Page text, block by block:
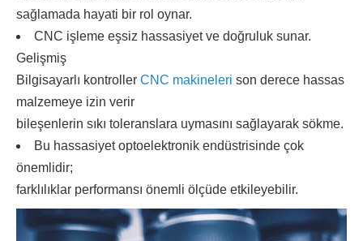
sağlamada hayati bir rol oynar.
CNC işleme eşsiz hassasiyet ve doğruluk sunar.
Gelişmiş
Bilgisayarlı kontroller CNC makineleri son derece hassas
malzemeye izin verir
bileşenlerin sıkı toleranslara uymasını sağlayarak sökme.
Bu hassasiyet optoelektronik endüstrisinde çok
önemlidir;
farklılıklar performansı önemli ölçüde etkileyebilir.